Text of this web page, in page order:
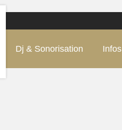
Dj & Sonorisation Infos